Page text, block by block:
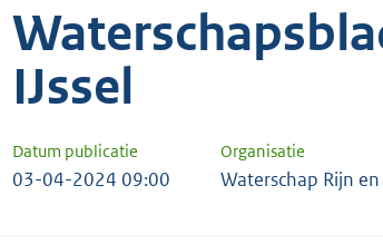
IJssel
Datum publicatie Organisatie
03-04-2024 09:00 Waterschap Rijn en